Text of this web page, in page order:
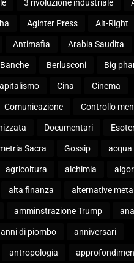
3 rivoluzione industriale
Aginter Press Alt-Right
Antimafia Arabia Saudita
Banche Berlusconi Big
Cina Cinema
Comunicazione Controllo
Documentari
Sacra Gossip acqua
agricoltura alchimia
alta finanza alternative metal
amminstrazione Trump
anni di piombo anniversari
antropologia